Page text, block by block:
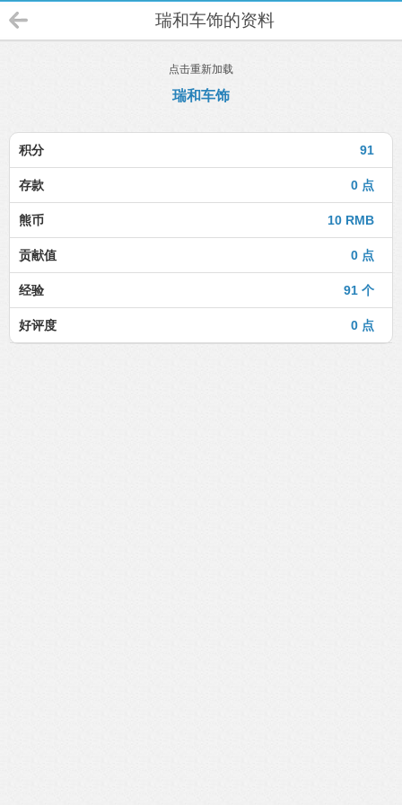
瑞和车饰的资料
点击重新加载
瑞和车饰
91
积分
0 点
存款
10 RMB
熊币
0 点
贡献值
91 个
经验
0 点
好评度